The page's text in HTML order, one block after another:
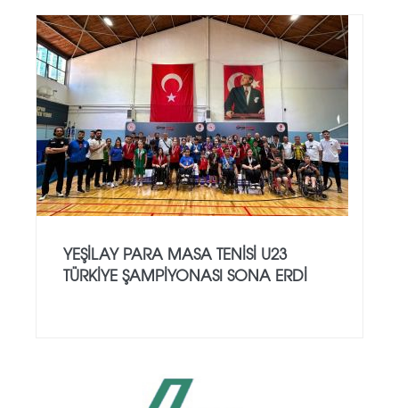
YEŞILAY PARA MASA TENISI U23
TÜRKIYE ŞAMPIYONASI SONA ERDI